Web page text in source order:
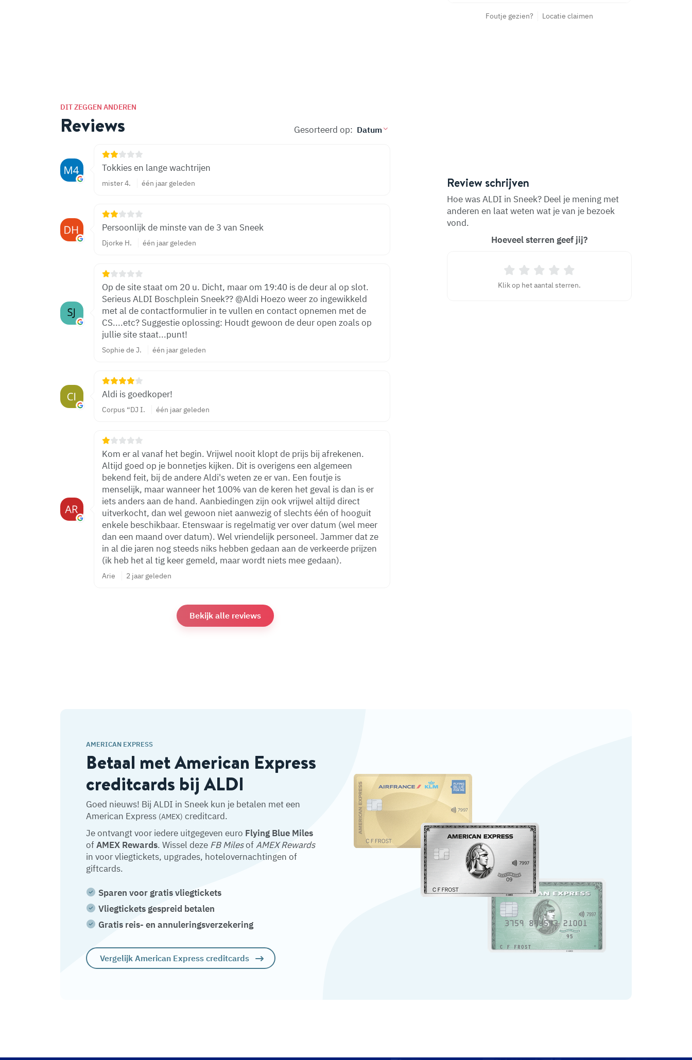
Foutje gezien? Locatie claimen
DIT ZEGGEN ANDEREN
Reviews Gesorteerd op:
Tokkies en lange wachtrijen
mister 4. één jaar geleden
Persoonlijk de minste van de 3 van Sneek
Djorke H. één jaar geleden
Op de site staat om 20 u. Dicht, maar om 19:40 is de deur al op slot.
Serieus ALDI Boschplein Sneek?? @Aldi Hoezo weer zo ingewikkeld
met al de contactformulier in te vullen en contact opnemen met de
CS....etc? Suggestie oplossing: Houdt gewoon de deur open zoals op
jullie site staat...punt!
Sophie de J. één jaar geleden
Aldi is goedkoper!
Corpus “DJ I. één jaar geleden
Kom er al vanaf het begin. Vrijwel nooit klopt de prijs bij afrekenen.
Altijd goed op je bonnetjes kijken. Dit is overigens een algemeen
bekend feit, bij de andere Aldi's weten ze er van. Een foutje is
menselijk, maar wanneer het 100% van de keren het geval is dan is er
iets anders aan de hand. Aanbiedingen zijn ook vrijwel altijd direct
uitverkocht, dan wel gewoon niet aanwezig of slechts één of hooguit
enkele beschikbaar. Etenswaar is regelmatig ver over datum (wel meer
dan een maand over datum). Wel vriendelijk personeel. Jammer dat ze
in al die jaren nog steeds niks hebben gedaan aan de verkeerde prijzen
(ik heb het al tig keer gemeld, maar wordt niets mee gedaan).
Arie 2 jaar geleden
Bekijk alle reviews
Review schrijven
Hoe was ALDI in Sneek? Deel je mening met
anderen en laat weten wat je van je bezoek
vond.
Hoeveel sterren geef jij?
Klik op het aantal sterren.
AMERICAN EXPRESS
Betaal met American Express
creditcards bij ALDI
Goed nieuws! Bij ALDI in Sneek kun je betalen met een
American Express (AMEX) creditcard.
Je ontvangt voor iedere uitgegeven euro Flying Blue Miles
ofAMEX Rewards. Wissel deze FB MilesofAMEX Rewards
in voor vliegtickets, upgrades, hotelovernachtingen of
giftcards.
Sparen voor gratis vliegtickets
Vliegtickets gespreid betalen
Gratis reis- en annuleringsverzekering
Vergelijk American Express creditcards